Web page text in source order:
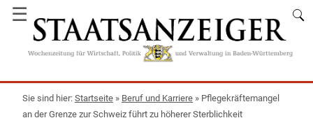
☰
Startseite » Beruf und Karriere » Pflegekräftemangel
an der Grenze zur Schweiz führt zu höherer Sterblichkeit